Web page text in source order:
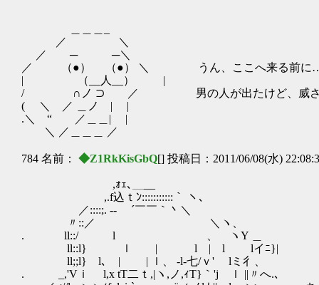
／ ＼
／ ─ ─＼
／ （●） （●） ＼ うん、ここへ来る前に
| （__人__） |
/ ∩ノ ⊃ ／ 男の人が出たけど、威さんじゃ
( ＼ ／ ＿ノ | |
.＼ “ ／＿＿| |
＼ ／＿＿＿ ／
784 名前： ◆Z1RkKisGbQ[] 投稿日：2011/06/08(水)
,ｫｪ､＿__
,.f込ｔﾝ:::::::::::｀ ヽ、
／::::;. -‐ ´￣￣｀丶＼
〃::／ ＼ヽ、
. ll::/ l 、 ヽY ＿
ll::l} ｌ | l | l lイﾆ}|
ll;;l} l､ | | ｌ、 -l‐七/ｖ' lミ彳、
. _,'Vｉ l,x tT二ｔ,|ヽ,ノ,ｨT}｀'j ｌ ||〃へ.､